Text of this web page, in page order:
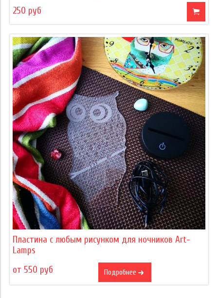
250 руб
Пластина с любым рисунком для ночников Art-
Lamps
от 550 руб
Подробнее